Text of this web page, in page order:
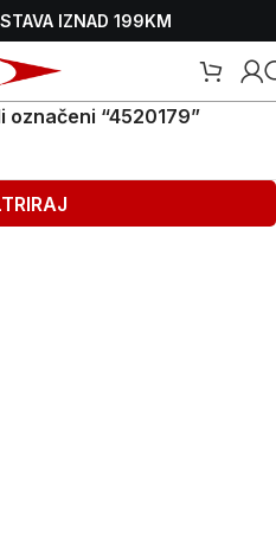
IZNAD 199KM
označeni “4520179”